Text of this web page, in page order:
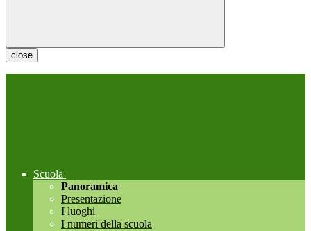
close
Scuola
Panoramica
Presentazione
I luoghi
I numeri della scuola